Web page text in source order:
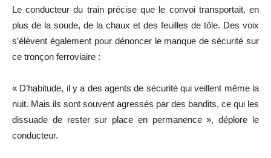
Le conducteur du train précise que le convoi transportait, en
plus de la soude, de la chaux et des feuilles de tôle. Des voix
s’élèvent également pour dénoncer le manque de sécurité sur
ce tronçon ferroviaire :
« D’habitude, il y a des agents de sécurité qui veillent même la
nuit. Mais ils sont souvent agressés par des bandits, ce qui les
dissuade de rester sur place en permanence », déplore le
conducteur.